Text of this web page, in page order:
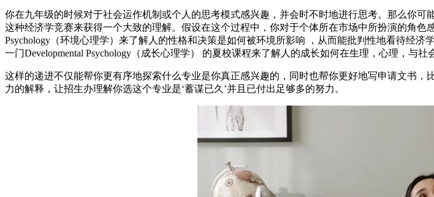
你在九年级的时候对于社会运作机制或个人的思考模式感兴趣，并会时不时地进行思考。那么你
这种经济学竞赛来获得一个大致的理解。假设在这个过程中，你对于个体所在市场中所扮演的角
Psychology（环境心理学）来了解人的性格和决策是如何被环境所影响 ，从而能批判性地看待经
一门Developmental Psychology（成长心理学） 的夏校课程来了解人的成长如何在生理，心理，与
这样的递进不仅能帮你更有序地探索什么专业是你真正感兴趣的，同时也帮你更好地写申请文书
力的解释，让招生办理解你选这个专业是‘蓄谋已久’并且已付出足够多的努力。